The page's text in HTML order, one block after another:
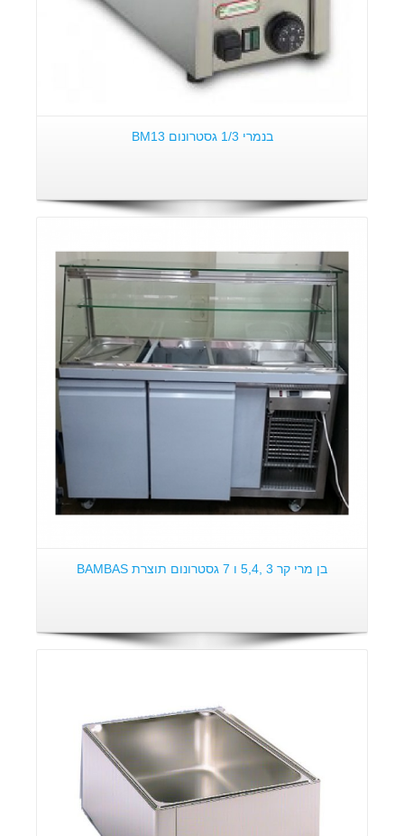
בנמרי 1/3 גסטרונום BM13
פרטים:
בן מרי קר 3 ,5,4 ו 7 גסטרונום תוצרת BAMBAS
פרטים: